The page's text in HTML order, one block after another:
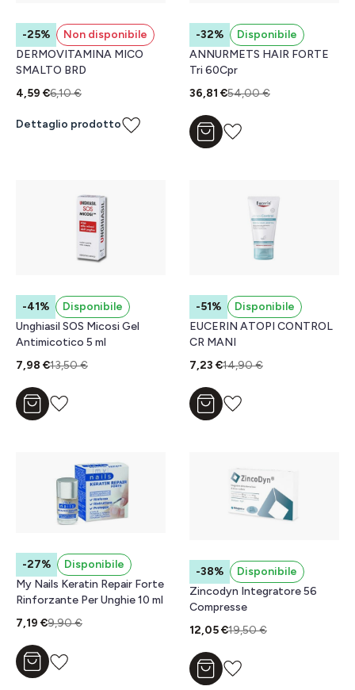
-25%
Non disponibile
DERMOVITAMINA MICO
SMALTO BRD
4,59 €6,10 €
Dettaglio prodotto
-32%
Disponibile
ANNURMETS HAIR FORTE
Tri 60Cpr
36,81 €54,00 €
Aggiungi al carrello
-41%
Disponibile
Unghiasil SOS Micosi Gel
Antimicotico 5 ml
7,98 €13,50 €
Aggiungi al carrello
-51%
Disponibile
EUCERIN ATOPI CONTROL
CR MANI
7,23 €14,90 €
Aggiungi al carrello
-27%
Disponibile
My Nails Keratin Repair Forte
Rinforzante Per Unghie 10 ml
7,19 €9,90 €
Aggiungi al carrello
-38%
Disponibile
Zincodyn Integratore 56
Compresse
12,05 €19,50 €
Aggiungi al carrello